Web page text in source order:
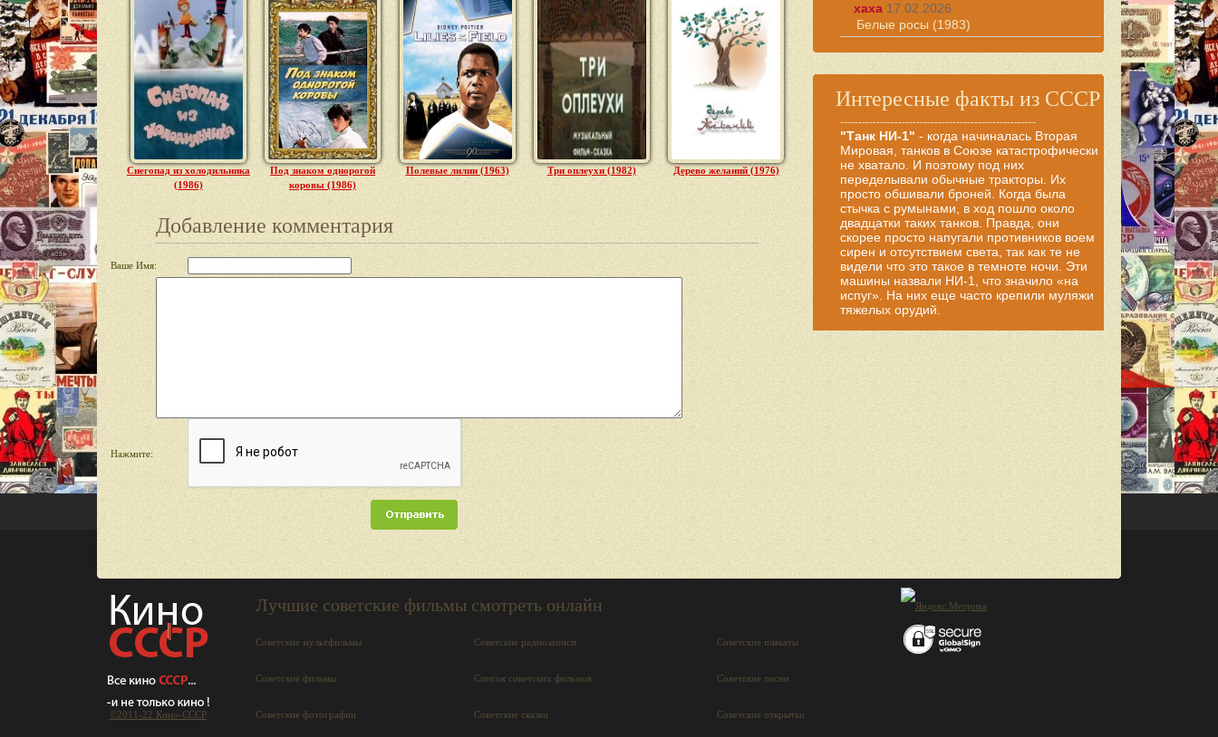
Снегопад из холодильника
(1986)
Под знаком однорогой
коровы (1986)
Полевые лилии (1963) Три оплеухи (1982) Дерево желаний (1976)
Добавление комментария
Ваше Имя:
Нажмите:
хаха 17.02.2026
Белые росы (1983)
Интересные факты из СССР
------------------------------------------------------
"Танк НИ-1" - когда начиналась Вторая
Мировая, танков в Союзе катастрофически
не хватало. И поэтому под них
переделывали обычные тракторы. Их
просто обшивали броней. Когда была
стычка с румынами, в ход пошло около
двадцатки таких танков. Правда, они
скорее просто напугали противников воем
сирен и отсутствием света, так как те не
видели что это такое в темноте ночи. Эти
машины назвали НИ-1, что значило «на
испуг». На них еще часто крепили муляжи
тяжелых орудий.
©2011-22 Кино-СCCР
Лучшие советские фильмы смотреть онлайн
Советские мультфильмы
Советские фильмы
Советские фотографии
Советские радиозаписи
Список советских фильмов
Советские сказки
Советские плакаты
Советские песни
Советские открытки